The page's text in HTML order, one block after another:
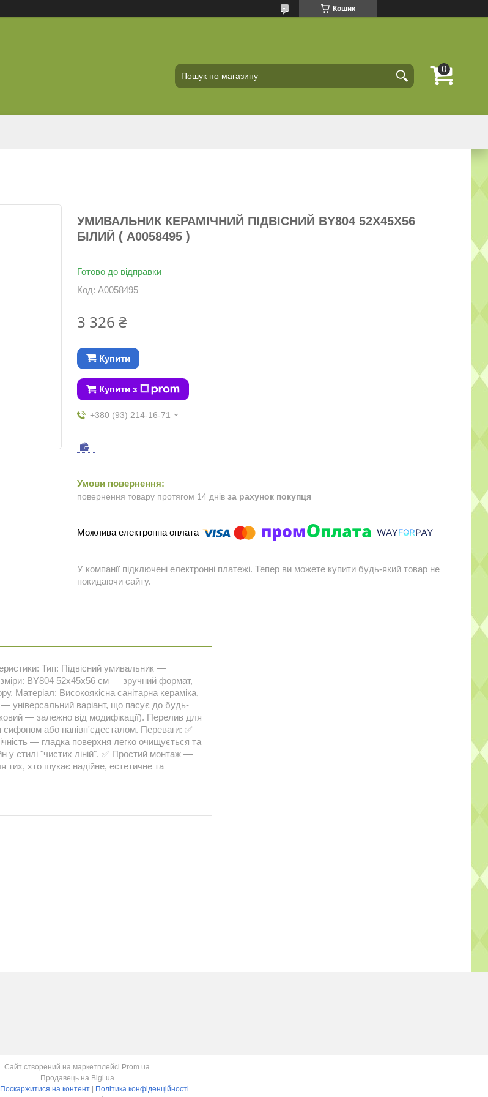
Кошик
УМИВАЛЬНИК КЕРАМІЧНИЙ ПІДВІСНИЙ BY804 52X45X56
БІЛИЙ ( А0058495 )
Готово до відправки
Код: А0058495
3 326 ₴
Купити
Купити з
+380 (93) 214-16-71
повернення товару протягом 14 днів за рахунок покупця
У компанії підключені електронні платежі. Тепер ви можете купити будь-який товар не
покидаючи сайту.
Тип: Підвісний умивальник —
BY804 52x45x56 см — зручний формат,
Матеріал: Високоякісна санітарна кераміка,
— універсальний варіант, що пасує до будь-
— залежно від модифікації). Перелив для
або напівп'єдесталом. Переваги: ✅
— гладка поверхня легко очищується та
у стилі "чистих ліній". ✅ Простий монтаж —
тих, хто шукає надійне, естетичне та
Сайт створений на маркетплейсі Prom.ua
Продавець на Bigl.ua
Поскаржитися на контент | Політика конфіденційності